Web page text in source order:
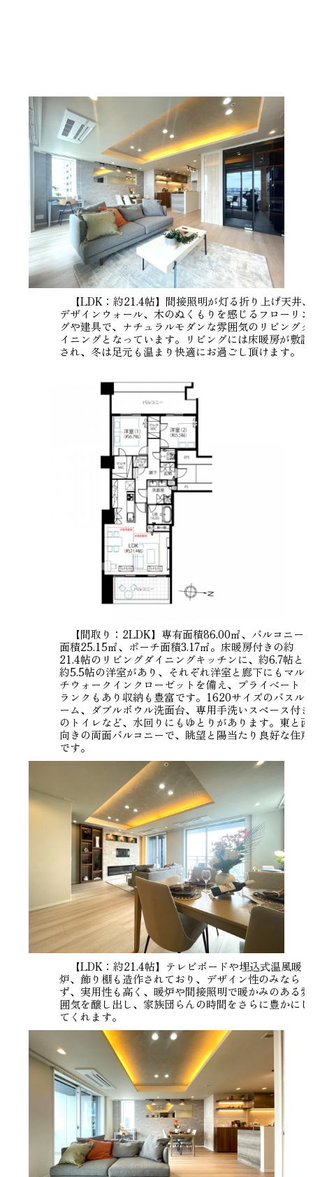
【LDK：約21.4帖】間接照明が灯る折り上げ天井、
デザインウォール、木のぬくもりを感じるフローリン
グや建具で、ナチュラルモダンな雰囲気のリビングダ
イニングとなっています。リビングには床暖房が敷設
され、冬は足元も温まり快適にお過ごし頂けます。
【間取り：2LDK】専有面積86.00㎡、バルコニー
面積25.15㎡、ポーチ面積3.17㎡。床暖房付きの約
21.4帖のリビングダイニングキッチンに、約6.7帖と
約5.5帖の洋室があり、それぞれ洋室と廊下にもマル
チウォークインクローゼットを備え、プライベートト
ランクもあり収納も豊富です。1620サイズのバスル
ーム、ダブルボウル洗面台、専用手洗いスペース付き
のトイレなど、水回りにもゆとりがあります。東と西
向きの両面バルコニーで、眺望と陽当たり良好な住戸
です。
【LDK：約21.4帖】テレビボードや埋込式温風暖
炉、飾り棚も造作されており、デザイン性のみなら
ず、実用性も高く、暖炉や間接照明で暖かみのある雰
囲気を醸し出し、家族団らんの時間をさらに豊かにし
てくれます。